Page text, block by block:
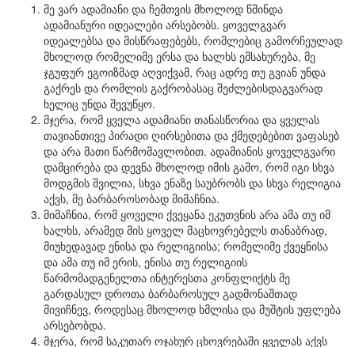
მე ვარ ადამიანი და ჩემთვის მხოლოდ წმინდა
ადამიანური იდეალები არსებობს. ყოველგვარ
იდეალებსა და მისწრაფებებს, რომლებიც გამორჩეულად
მხოლოდ რომელიმე ერსა და ხალხს ემსახურება, მე
ჯგუფურ ეგოიზმად აღვიქვამ, რაც ადრე თუ გვიან უნდა
გაქრეს და რომლის გაქრობასაც შეძლებისდაგვარად
ხელიც უნდა შევუწყო.
მჯერა, რომ ყველა ადამიანი თანასწორია და ყველას
თავიანთივე პირადი ღირსებითა და ქმედებებით ვაფასებ
და არა მათი წარმომავლობით. ადამიანის ყოველგვარი
დამცირება და დევნა მხოლოდ იმის გამო, რომ იგი სხვა
მოდგმის შვილია, სხვა ენაზე საუბრობს და სხვა რელიგია
აქვს, მე ბარბაროსობად მიმაჩნია.
მიმაჩნია, რომ ყოველი ქვეყანა ეკუთვნის არა ამა თუ იმ
ხალხს, არამედ მის ყოველ მაცხოვრებელს თანაბრად,
მიუხედავად ენისა და რელიგიისა; რომელიმე ქვეყნისა
და ამა თუ იმ ერის, ენისა თუ რელიგიის
წარმომადგენელთა ინტერესთა კონფლიქტს მე
გარდასულ დროთა ბარბაროსულ გადმონაშთად
მივიჩნევ, როდესაც მხოლოდ ხმლისა და მუშტის უფლება
არსებობდა.
მჯერა, რომ საკუთარ ოჯახურ ცხოვრებაში ყველას აქვს